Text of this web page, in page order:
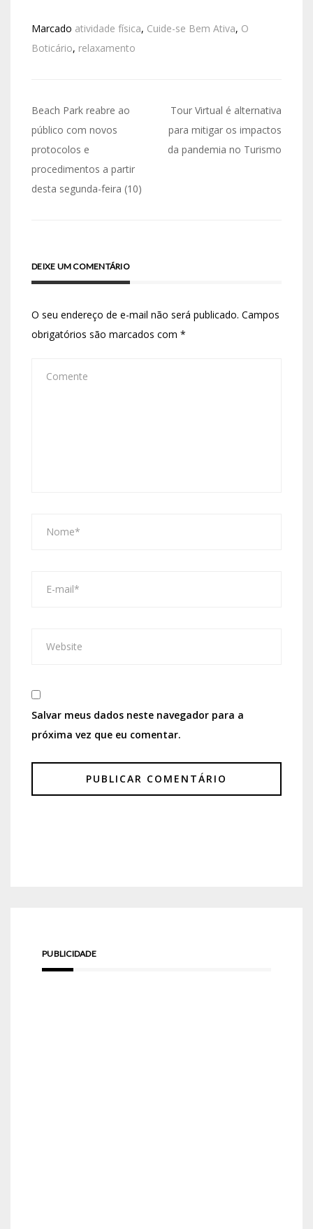
Marcado atividade física, Cuide-se Bem Ativa, O
Boticário, relaxamento
Beach Park reabre ao
público com novos
protocolos e
procedimentos a partir
desta segunda-feira (10)
Tour Virtual é alternativa
para mitigar os impactos
da pandemia no Turismo
DEIXE UM COMENTÁRIO
O seu endereço de e-mail não será publicado. Campos
obrigatórios são marcados com *
Salvar meus dados neste navegador para a
próxima vez que eu comentar.
PUBLICIDADE